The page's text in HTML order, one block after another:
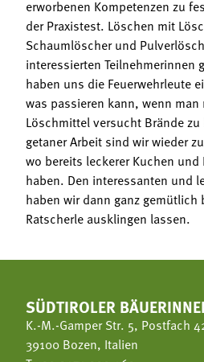
erworbenen Kompetenzen zu
der Praxistest. Löschen mit
Schaumlöscher und
interessierten Teilnehmerinnen
haben uns die Feuerwehrleute
was passieren kann, wenn
Löschmittel versucht Brände
getaner Arbeit sind wir wieder
wo bereits leckerer Kuchen und
haben. Den interessanten und
haben wir dann ganz gemütlich
Ratscherle ausklingen lassen.
SÜDTIROLER
K.-M.-Gamper Str. 5, Postfach
39100 Bozen, Italien